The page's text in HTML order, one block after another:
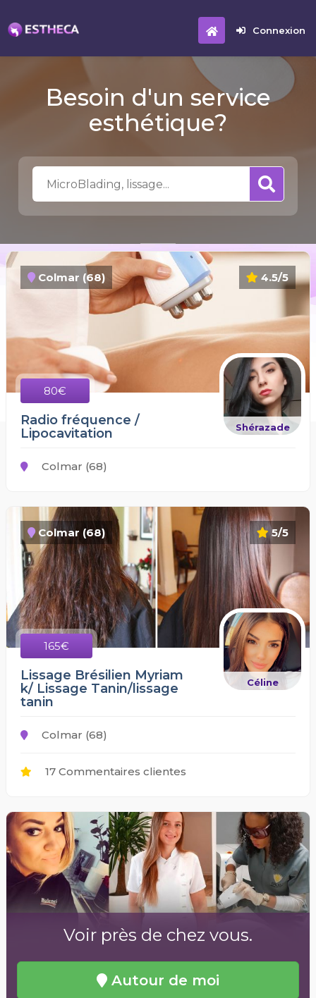
Connexion
Besoin d'un service
esthétique?
4.5/5
Colmar (68)
80€
Shérazade
Radio fréquence /
Lipocavitation
Colmar (68)
5/5
Colmar (68)
165€
Céline
Lissage Brésilien Myriam
k/ Lissage Tanin/lissage
tanin
Colmar (68)
17 Commentaires clientes
Voir près de chez vous.
Autour de moi